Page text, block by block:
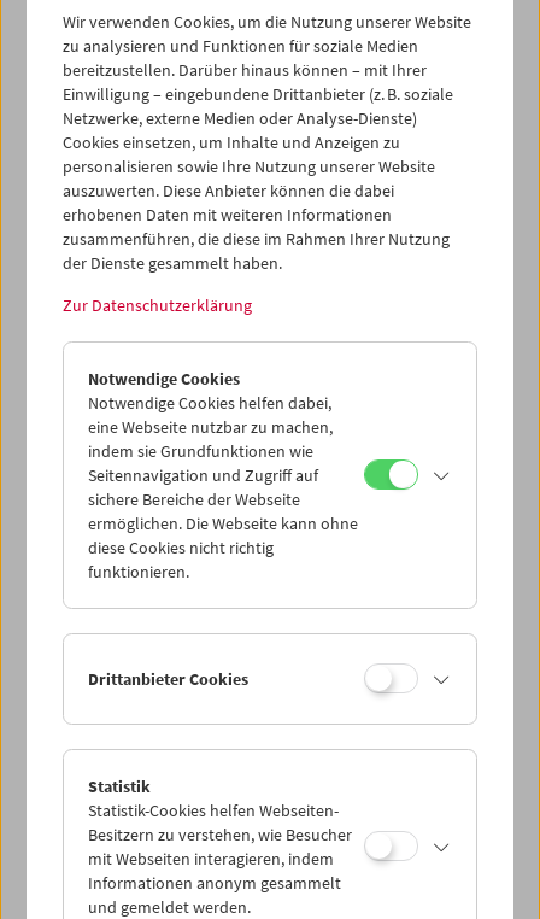
26
28 30
01
02
03 04 05 06 07
iCalender
Programmheft-PDF
English language or subtitles
< Vorherige Woche
Mo 12.1.
Di 13.1.
Mi 14.1.
Do 15.1.
Sa 17.1.
PROGRAMM ÜBERBLICK
Wir verwenden Cookies, um die Nutzung unserer Website
zu analysieren und Funktionen für soziale Medien
bereitzustellen. Darüber hinaus können – mit Ihrer
Einwilligung – eingebundene Drittanbieter (z. B. soziale
Netzwerke, externe Medien oder Analyse-Dienste)
Cookies einsetzen, um Inhalte und Anzeigen zu
personalisieren sowie Ihre Nutzung unserer Website
auszuwerten. Diese Anbieter können die dabei
erhobenen Daten mit weiteren Informationen
zusammenführen, die diese im Rahmen Ihrer Nutzung
der Dienste gesammelt haben.
Zur Datenschutzerklärung
Notwendige Cookies
Notwendige Cookies helfen dabei,
eine Webseite nutzbar zu machen,
indem sie Grundfunktionen wie
Seitennavigation und Zugriff auf
sichere Bereiche der Webseite
ermöglichen. Die Webseite kann ohne
diese Cookies nicht richtig
funktionieren.
Drittanbieter Cookies
Statistik
Statistik-Cookies helfen Webseiten-
Besitzern zu verstehen, wie Besucher
mit Webseiten interagieren, indem
Informationen anonym gesammelt
und gemeldet werden.